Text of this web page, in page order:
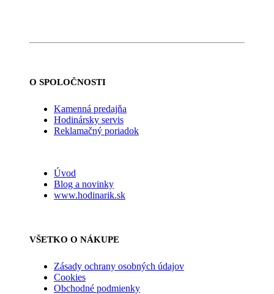
O SPOLOČNOSTI
Kamenná predajňa
Hodinársky servis
Reklamačný poriadok
Úvod
Blog a novinky
www.hodinarik.sk
VŠETKO O NÁKUPE
Zásady ochrany osobných údajov
Cookies
Obchodné podmienky